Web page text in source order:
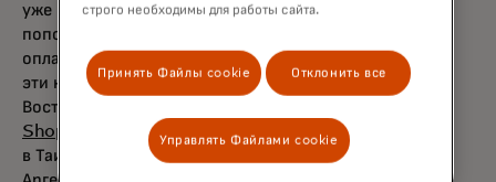
уже принимают Mastercard для
пополнения своих счетов внутри страны и
оплаты в торговых точках, принимающих
эти кошельки, включаяGrabPay opens in a new tab
в Юго-
Восточной Азии,
ShopBack
opens in a new tab
в Сингапуре, TrueMoney
opens in a new tab
в Таиланде и
Mercado Pago opens in a new tab
строго необходимы для работы сайта.
Принять Файлы cookie Отклонить все
Управлять Файлами cookie